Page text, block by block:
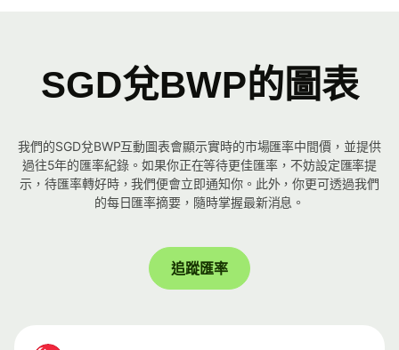
SGD兌BWP的圖表
我們的SGD兌BWP互動圖表會顯示實時的市場匯率中間價，並提供
過往5年的匯率紀錄。如果你正在等待更佳匯率，不妨設定匯率提
示，待匯率轉好時，我們便會立即通知你。此外，你更可透過我們
的每日匯率摘要，隨時掌握最新消息。
追蹤匯率